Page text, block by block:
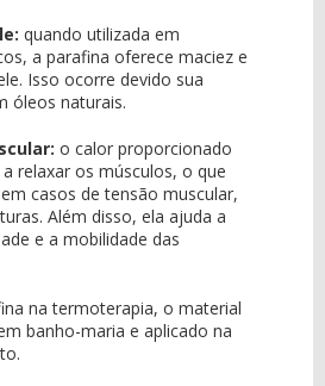
quando utilizada em
a parafina oferece maciez e
Isso ocorre devido sua
óleos naturais.
o calor proporcionado
relaxar os músculos, o que
casos de tensão muscular,
Além disso, ela ajuda a
e a mobilidade das
na termoterapia, o material
banho-maria e aplicado na